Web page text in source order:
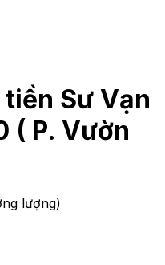
Sư Vạn
( P. Vườn
lượng)